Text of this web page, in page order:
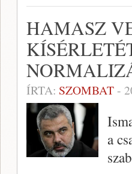
HAMASZ
ÍRTA: SZOMBAT-
a